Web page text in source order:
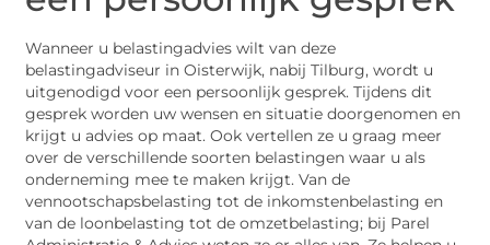
Wanneer u belastingadvies wilt van deze
belastingadviseur in Oisterwijk, nabij Tilburg, wordt u
uitgenodigd voor een persoonlijk gesprek. Tijdens dit
gesprek worden uw wensen en situatie doorgenomen en
krijgt u advies op maat. Ook vertellen ze u graag meer
over de verschillende soorten belastingen waar u als
onderneming mee te maken krijgt. Van de
vennootschapsbelasting tot de inkomstenbelasting en
van de loonbelasting tot de omzetbelasting; bij Parel